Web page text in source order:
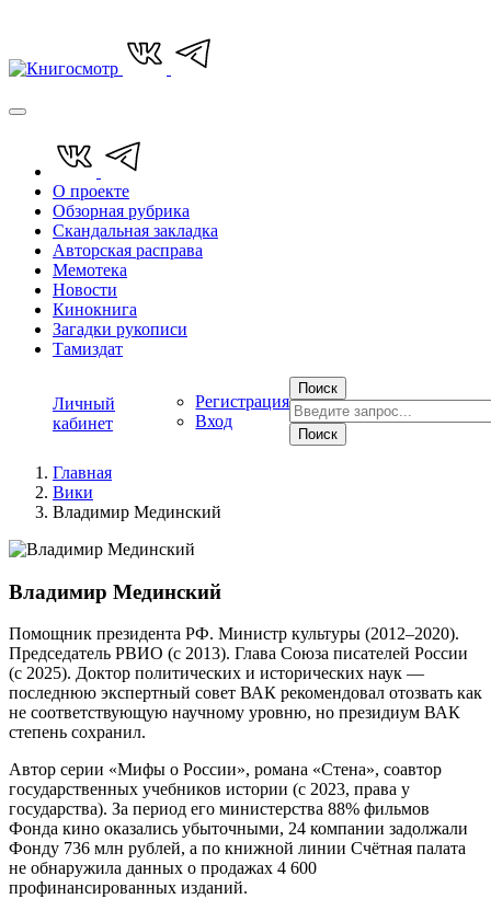
О проекте
Обзорная рубрика
Скандальная закладка
Авторская расправа
Мемотека
Новости
Кинокнига
Загадки рукописи
Тамиздат
Личный
кабинет
Регистрация
Вход
Поиск
Поиск
Главная
Вики
Владимир Мединский
Владимир Мединский
Помощник президента РФ. Министр культуры (2012–2020).
Председатель РВИО (с 2013). Глава Союза писателей России
(с 2025). Доктор политических и исторических наук —
последнюю экспертный совет ВАК рекомендовал отозвать как
не соответствующую научному уровню, но президиум ВАК
степень сохранил.
Автор серии «Мифы о России», романа «Стена», соавтор
государственных учебников истории (с 2023, права у
государства). За период его министерства 88% фильмов
Фонда кино оказались убыточными, 24 компании задолжали
Фонду 736 млн рублей, а по книжной линии Счётная палата
не обнаружила данных о продажах 4 600
профинансированных изданий.